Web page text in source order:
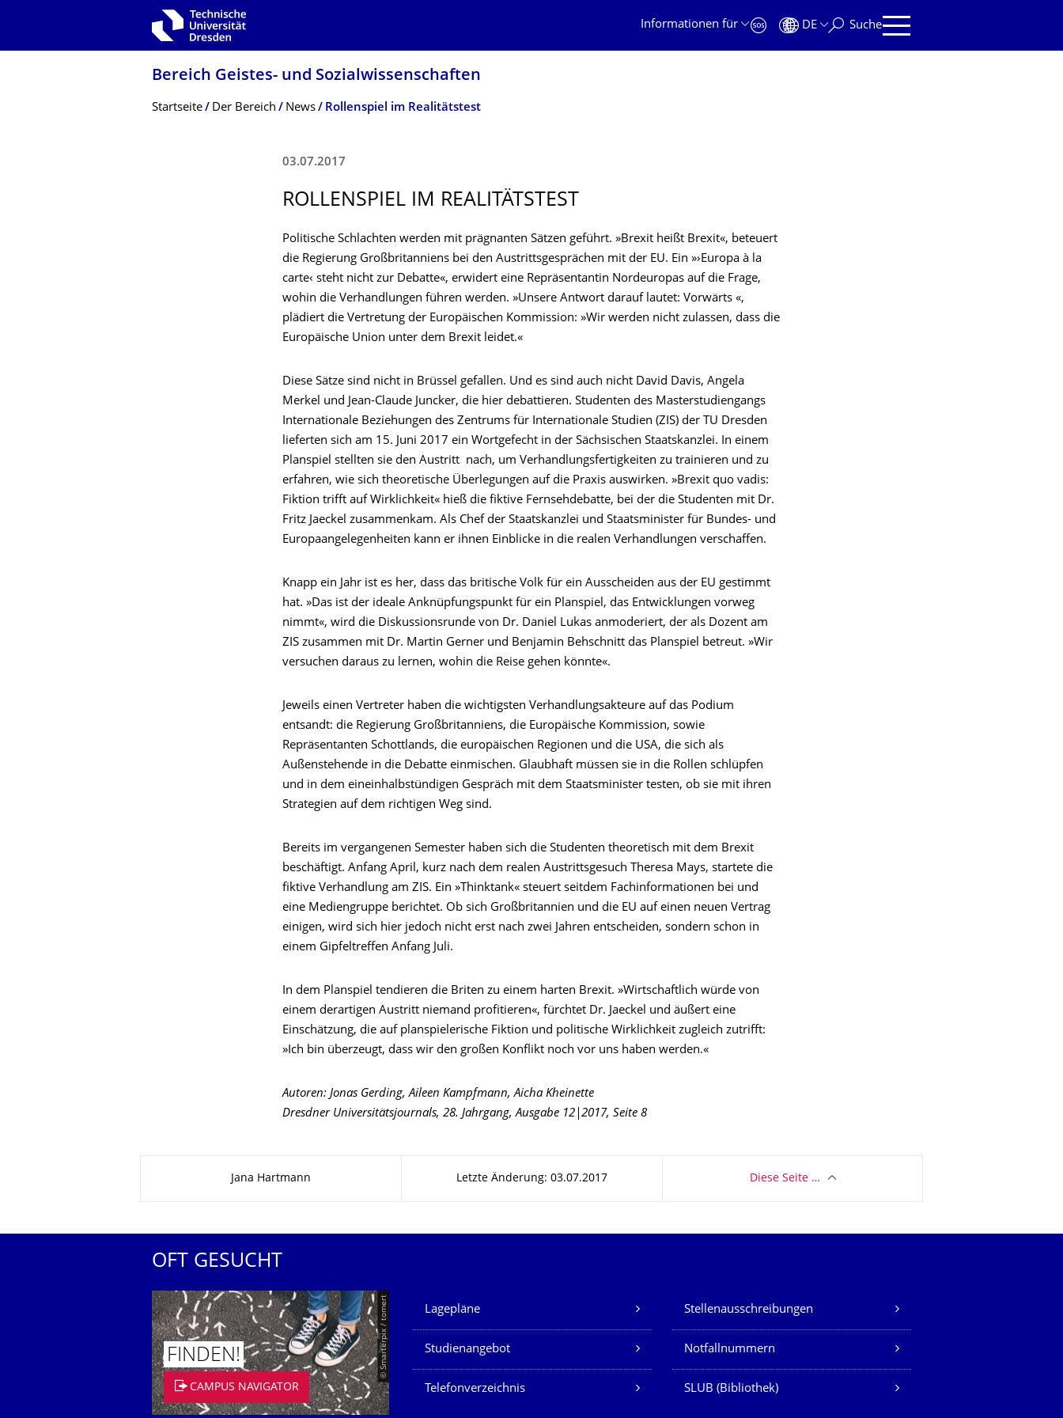
Zur Hauptnavigation springen
Informationen für
DE Suche
Bereich Geistes- und Sozialwissenschaf­ten
Breadcrumb-Menü
Startseite Der Bereich News Rollenspiel im Realitätstest
03.07.2017
ROLLENSPIEL IM REALITÄTSTEST
Politische Schlachten werden mit prägnanten Sätzen geführt. »Brexit heißt Brexit«, beteuert
die Regierung Großbritanniens bei den Austrittsgesprächen mit der EU. Ein »›Europa à la
carte‹ steht nicht zur Debatte«, erwidert eine Repräsentantin Nordeuropas auf die Frage,
wohin die Verhandlungen führen werden. »Unsere Antwort darauf lautet: Vorwärts «,
plädiert die Vertretung der Europäischen Kommission: »Wir werden nicht zulassen, dass die
Europäische Union unter dem Brexit leidet.«
Diese Sätze sind nicht in Brüssel gefallen. Und es sind auch nicht David Davis, Angela
Merkel und Jean-Claude Juncker, die hier debattieren. Studenten des Masterstudiengangs
Internationale Beziehungen des Zentrums für Internationale Studien (ZIS) der TU Dresden
lieferten sich am 15. Juni 2017 ein Wortgefecht in der Sächsischen Staatskanzlei. In einem
Planspiel stellten sie den Austritt nach, um Verhandlungsfertigkeiten zu trainieren und zu
erfahren, wie sich theoretische Überlegungen auf die Praxis auswirken. »Brexit quo vadis:
Fiktion trifft auf Wirklichkeit« hieß die fiktive Fernsehdebatte, bei der die Studenten mit Dr.
Fritz Jaeckel zusammenkam. Als Chef der Staatskanzlei und Staatsminister für Bundes- und
Europaangelegenheiten kann er ihnen Einblicke in die realen Verhandlungen verschaffen.
Knapp ein Jahr ist es her, dass das britische Volk für ein Ausscheiden aus der EU gestimmt
hat. »Das ist der ideale Anknüpfungspunkt für ein Planspiel, das Entwicklungen vorweg
nimmt«, wird die Diskussionsrunde von Dr. Daniel Lukas anmoderiert, der als Dozent am
ZIS zusammen mit Dr. Martin Gerner und Benjamin Behschnitt das Planspiel betreut. »Wir
versuchen daraus zu lernen, wohin die Reise gehen könnte«.
Jeweils einen Vertreter haben die wichtigsten Verhandlungsakteure auf das Podium
entsandt: die Regierung Großbritanniens, die Europäische Kommission, sowie
Repräsentanten Schottlands, die europäischen Regionen und die USA, die sich als
Außenstehende in die Debatte einmischen. Glaubhaft müssen sie in die Rollen schlüpfen
und in dem eineinhalbstündigen Gespräch mit dem Staatsminister testen, ob sie mit ihren
Strategien auf dem richtigen Weg sind.
Bereits im vergangenen Semester haben sich die Studenten theoretisch mit dem Brexit
beschäftigt. Anfang April, kurz nach dem realen Austrittsgesuch Theresa Mays, startete die
fiktive Verhandlung am ZIS. Ein »Thinktank« steuert seitdem Fachinformationen bei und
eine Mediengruppe berichtet. Ob sich Großbritannien und die EU auf einen neuen Vertrag
einigen, wird sich hier jedoch nicht erst nach zwei Jahren entscheiden, sondern schon in
einem Gipfeltreffen Anfang Juli.
In dem Planspiel tendieren die Briten zu einem harten Brexit. »Wirtschaftlich würde von
einem derartigen Austritt niemand profitieren«, fürchtet Dr. Jaeckel und äußert eine
Einschätzung, die auf planspielerische Fiktion und politische Wirklichkeit zugleich zutrifft:
»Ich bin überzeugt, dass wir den großen Konflikt noch vor uns haben werden.«
Autoren: Jonas Gerding, Aileen Kampfmann, Aicha Kheinette
Dresdner Universitätsjournals, 28. Jahrgang, Ausgabe 12|2017, Seite 8
Jana Hartmann Letzte Änderung: 03.07.2017 Diese Seite …
OFT GESUCHT
© Smarterpix / tomert
FINDEN!
CAMPUS NAVIGATOR
Unsere Dienste
Lagepläne Stellenausschreibungen
Studienangebot Notfallnummern
Telefonverzeichnis SLUB (Bibliothek)